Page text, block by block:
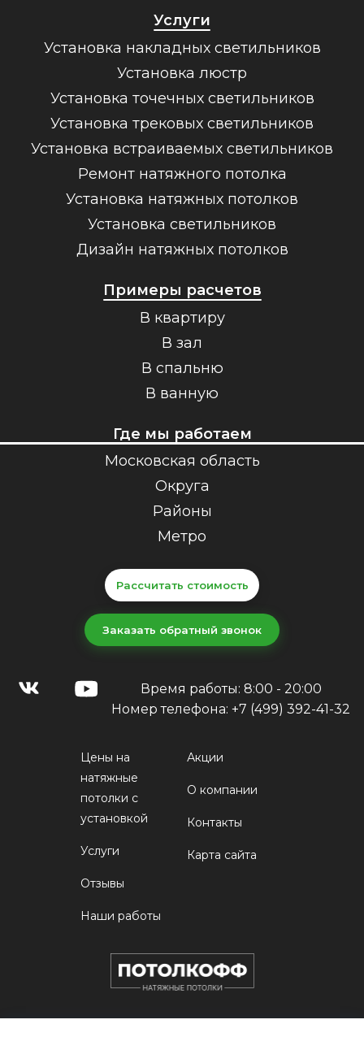
Услуги
Установка накладных светильников
Установка люстр
Установка точечных светильников
Установка трековых светильников
Установка встраиваемых светильников
Ремонт натяжного потолка
Установка натяжных потолков
Установка светильников
Дизайн натяжных потолков
Примеры расчетов
В квартиру
В зал
В спальню
В ванную
Где мы работаем
Московская область
Округа
Районы
Метро
Рассчитать стоимость
Заказать обратный звонок
Время работы: 8:00 - 20:00
Номер телефона: +7 (499) 392-41-32
Цены на
натяжные
потолки с
установкой
Услуги
Отзывы
Наши работы
Акции
О компании
Контакты
Карта сайта